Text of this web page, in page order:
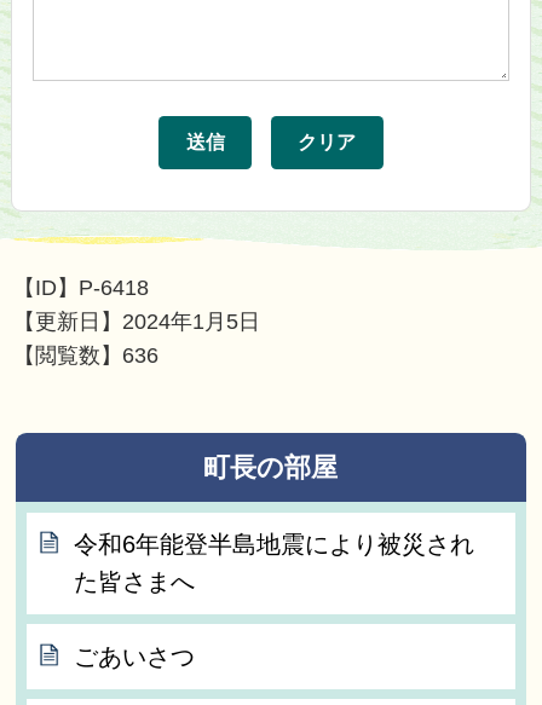
【ID】 P-6418
【更新日】 2024年1月5日
【閲覧数】 636
町長の部屋
令和6年能登半島地震により被災され
た皆さまへ
ごあいさつ